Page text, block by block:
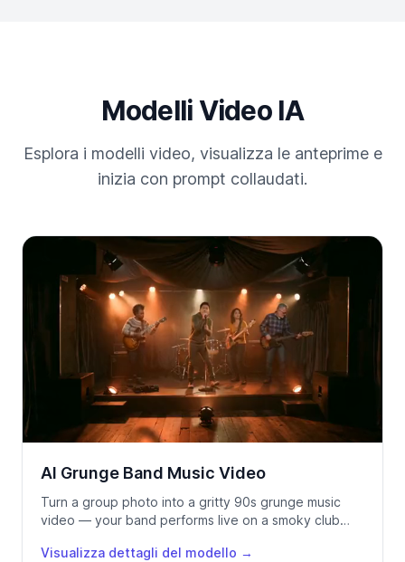
Modelli Video IA
Esplora i modelli video, visualizza le anteprime e
inizia con prompt collaudati.
AI Grunge Band Music Video
Turn a group photo into a gritty 90s grunge music
video — your band performs live on a smoky club
Visualizza dettagli del modello →